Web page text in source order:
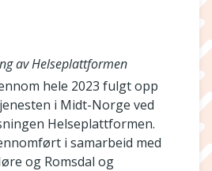
av Helseplattformen
hele 2023 fulgt opp
i Midt-Norge ved
Helseplattformen.
i samarbeid med
og Romsdal og